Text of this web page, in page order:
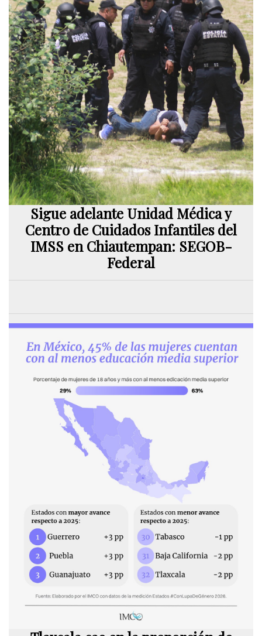
Sigue adelante Unidad Médica y
Centro de Cuidados Infantiles del
IMSS en Chiautempan: SEGOB-
Federal